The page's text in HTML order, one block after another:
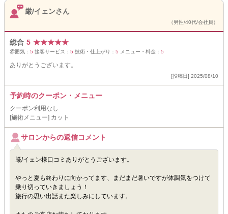
厳/イェンさん
（男性/40代/会社員）
総合 5 ★★★★★
雰囲気： 5 接客サービス： 5 技術・仕上がり： 5 メニュー・料金： 5
ありがとうございます。
[投稿日] 2025/08/10
予約時のクーポン・メニュー
クーポン利用なし
[施術メニュー] カット
サロンからの返信コメント
厳/イェン様口コミありがとうございます。
やっと夏も終わりに向かってます、まだまだ暑いですが体調気をつけて
乗り切っていきましょう！
旅行の思い出話また楽しみにしています。